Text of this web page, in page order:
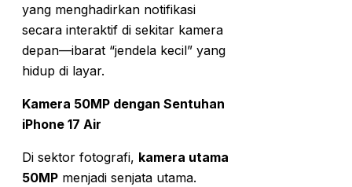
yang menghadirkan notifikasi
secara interaktif di sekitar kamera
depan—ibarat “jendela kecil” yang
hidup di layar.
Kamera 50MP dengan Sentuhan
iPhone 17 Air
Di sektor fotografi, kamera utama
50MP menjadi senjata utama.